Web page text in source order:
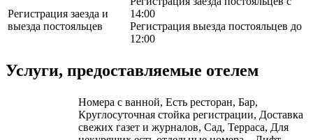
Регистрация заезда и
выезда постояльцев
14:00
Регистрация выезда постояльцев до
12:00
Услуги, предоставляемые отелем
Номера с ванной, Есть ресторан, Бар,
Круглосуточная стойка регистрации, Доставка
свежих газет и журналов, Сад, Терраса, Для